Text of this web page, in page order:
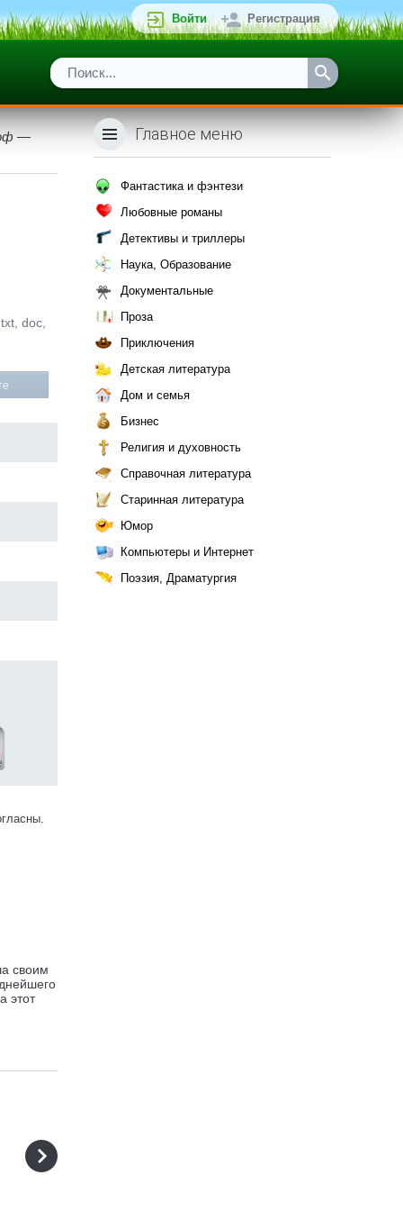
Войти Регистрация
—
doc,
своим
этот
Главное меню
Фантастика и фэнтези
Любовные романы
Детективы и триллеры
Наука, Образование
Документальные
Проза
Приключения
Детская литература
Дом и семья
Бизнес
Религия и духовность
Справочная литература
Старинная литература
Юмор
Компьютеры и Интернет
Поэзия, Драматургия